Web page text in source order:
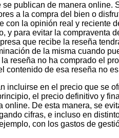
publican de manera online.
a la compra del bien o
con la opinión real y reciente
y para evitar la compraventa
que recibe la reseña
de la misma cuando
reseña no ha comprado el
contenido de esa reseña no
incluirse en el precio que se
el precio definitivo y
online. De esta manera, se
cifras, e incluso en
con los gastos de